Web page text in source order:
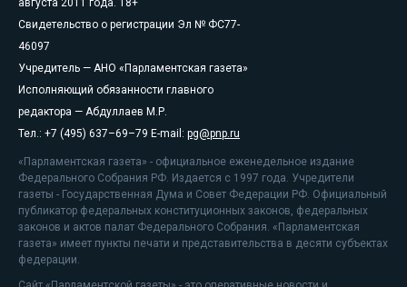
Свидетельство о регистрации Эл № ФС77-
46097
Учредитель — АНО «Парламентская газета»
Исполняющий обязанности главного
редактора — Абдуллаев М.Р.
Тел.: +7 (495) 637–69–79 E-mail: pg@pnp.ru
«Парламентская газета» - официальное еженедельное издание
Федерального Собрания РФ. Издается с 1997 года. Учредители
газеты - Государственная Дума и Совет Федерации РФ. Официальный
публикатор федеральных конституционных законов, федеральных
законов и актов палат Федерального Собрания. «Парламентская
газета» имеет пункты печати и представительства в десяти субъектах
федерации.